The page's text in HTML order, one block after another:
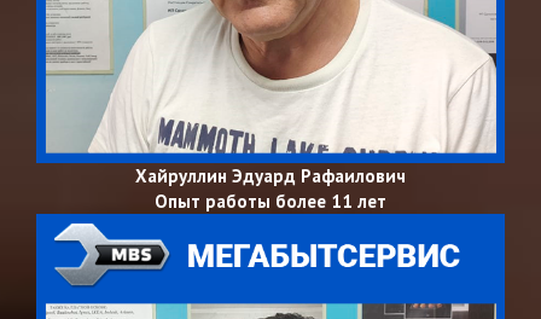
Хайруллин Эдуард Рафаилович
Опыт работы более 11 лет